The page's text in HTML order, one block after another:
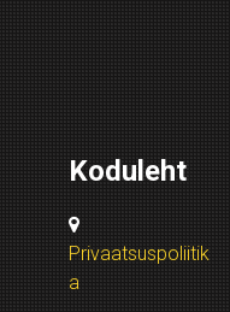
Koduleht
Privaatsuspoliitik
a